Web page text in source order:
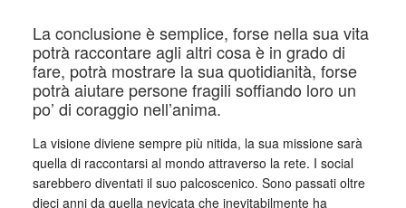
La conclusione è semplice, forse nella sua vita
potrà raccontare agli altri cosa è in grado di
fare, potrà mostrare la sua quotidianità, forse
potrà aiutare persone fragili soffiando loro un
po’ di coraggio nell’anima.
La visione diviene sempre più nitida, la sua missione sarà
quella di raccontarsi al mondo attraverso la rete. I social
sarebbero diventati il suo palcoscenico. Sono passati oltre
dieci anni da quella nevicata che inevitabilmente ha